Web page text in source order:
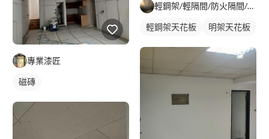
專業漆匠
磁磚
輕鋼架/輕隔間/防火隔間/造型天花/自工價廉
輕鋼架天花板 明架天花板